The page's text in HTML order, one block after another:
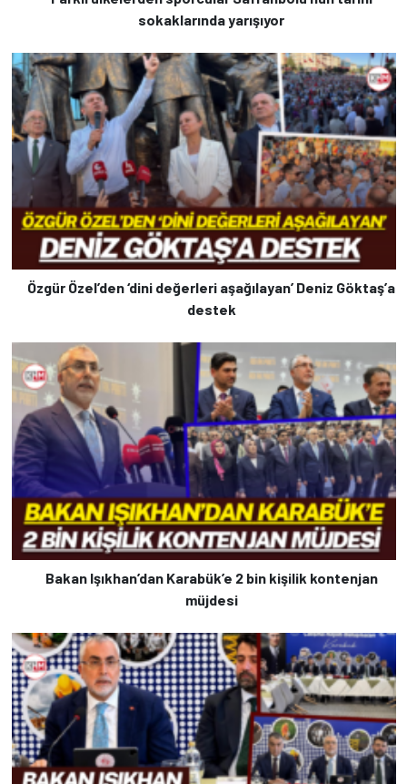
sokaklarında yarışıyor
Özgür Özel’den ‘dini değerleri aşağılayan’ Deniz Göktaş’a
destek
Bakan Işıkhan’dan Karabük’e 2 bin kişilik kontenjan
müjdesi